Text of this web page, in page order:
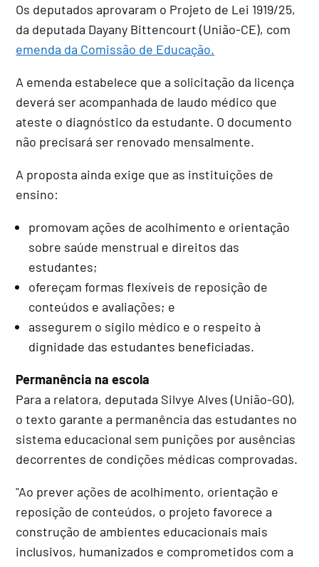
Os deputados aprovaram o Projeto de Lei 1919/25,
da deputada Dayany Bittencourt (União-CE), com
emenda da Comissão de Educação.
A emenda estabelece que a solicitação da licença
deverá ser acompanhada de laudo médico que
ateste o diagnóstico da estudante. O documento
não precisará ser renovado mensalmente.
A proposta ainda exige que as instituições de
ensino:
promovam ações de acolhimento e orientação
sobre saúde menstrual e direitos das
estudantes;
ofereçam formas flexíveis de reposição de
conteúdos e avaliações; e
assegurem o sigilo médico e o respeito à
dignidade das estudantes beneficiadas.
Permanência na escola
Para a relatora, deputada Silvye Alves (União-GO),
o texto garante a permanência das estudantes no
sistema educacional sem punições por ausências
decorrentes de condições médicas comprovadas.
"Ao prever ações de acolhimento, orientação e
reposição de conteúdos, o projeto favorece a
construção de ambientes educacionais mais
inclusivos, humanizados e comprometidos com a